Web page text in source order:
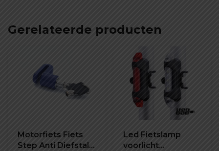
Gerelateerde producten
Motorfiets Fiets
Step Anti Diefstal
Led Fietslamp
voorlicht